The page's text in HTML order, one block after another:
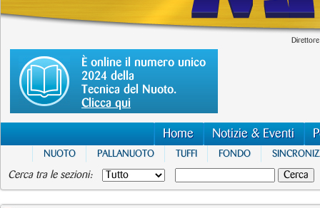
È online il numero unico
2024 della
Tecnica del Nuoto.
Clicca qui
Home Notizie & Eventi
NUOTO PALLANUOTO TUFFI FONDO
Cerca tra le sezioni: